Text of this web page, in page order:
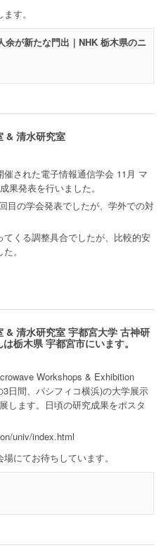
す。
余が新たな門出｜NHK 栃木県のニ
& 清水研究室
された電子情報通信学会 11月 マ
果発表を行いました。
目の学会発表でしたが、学外での対
くる調整具合でしたが、比較的安
。
& 清水研究室 宇都宮大学 古神研
は栃木県 宇都宮市にいます。
Workshops & Exhibition
日間、パシフィコ横浜)の大学展示
します。日頃の研究成果をポスタ
univ/index.html
にてお待ちしています。